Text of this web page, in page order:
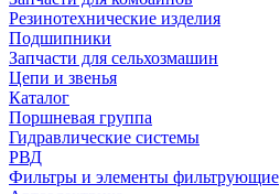
Резинотехнические изделия
Подшипники
Запчасти для сельхозмашин
Цепи и звенья
Каталог
Поршневая группа
Гидравлические системы
РВД
Фильтры и элементы фильтрующие